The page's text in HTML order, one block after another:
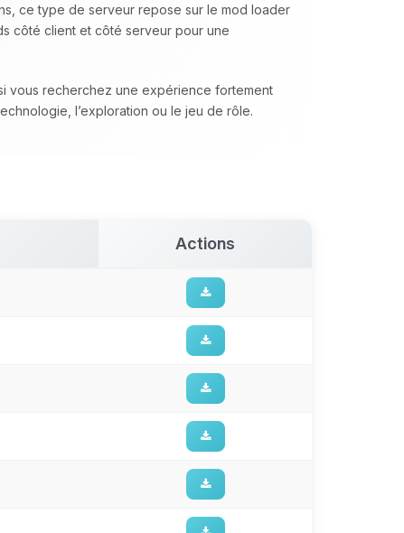
ce type de serveur repose sur le mod loader
côté client et côté serveur pour une
vous recherchez une expérience fortement
l’exploration ou le jeu de rôle.
Actions